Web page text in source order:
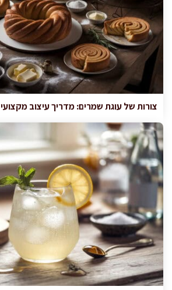
צורות של עוגת שמרים: מדריך עיצוב מקצועי